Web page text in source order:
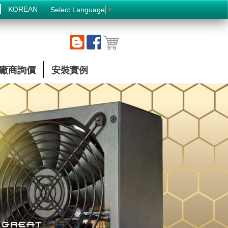
KOREAN Select Language ▼
商詢價 安裝實例